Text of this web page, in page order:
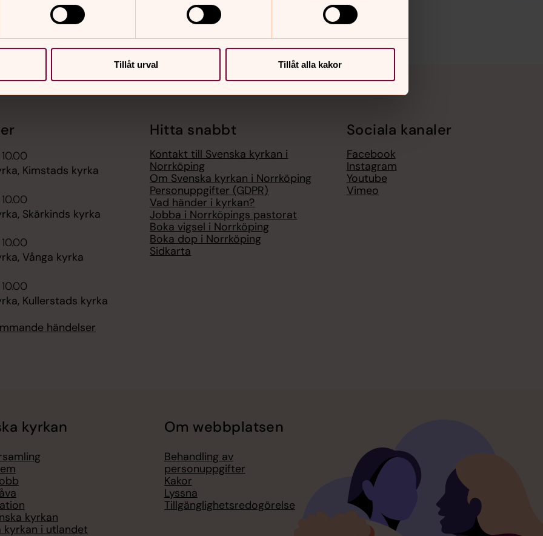
Tillåt urval Tillåt alla kakor
Kimstads kyrka
Skärkinds kyrka
Vånga kyrka
Kullerstads kyrka
händelser
Hitta snabbt
Kontakt till Svenska kyrkan i
Norrköping
Om Svenska kyrkan i Norrköping
Personuppgifter (GDPR)
Vad händer i kyrkan?
Jobba i Norrköpings pastorat
Boka vigsel i Norrköping
Boka dop i Norrköping
Sidkarta
Sociala kanaler
Facebook
Instagram
Youtube
Vimeo
kyrkan
kyrkan
kyrkan i utlandet
Om webbplatsen
Behandling av
personuppgifter
Kakor
Lyssna
Tillgänglighetsredogörelse